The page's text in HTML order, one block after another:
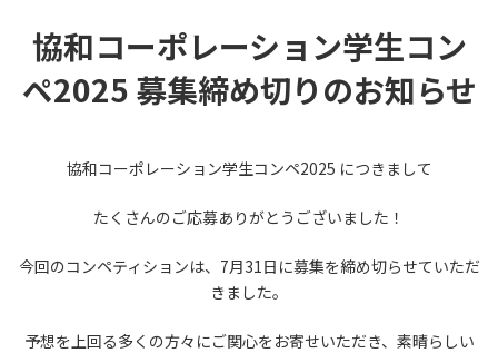
協和コーポレーション学生コン
ペ2025 募集締め切りのお知らせ
協和コーポレーション学生コンペ2025 につきまして
たくさんのご応募ありがとうございました！
今回のコンペティションは、7月31日に募集を締め切らせていただ
きました。
予想を上回る多くの方々にご関心をお寄せいただき、素晴らしい